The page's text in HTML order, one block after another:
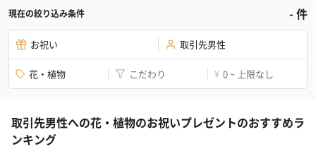
現在の絞り込み条件 -件
お祝い 取引先男性
花・植物 こだわり ¥ 0 ~ 上限なし
取引先男性への花・植物のお祝いプレゼントのおすすめラ
ンキング